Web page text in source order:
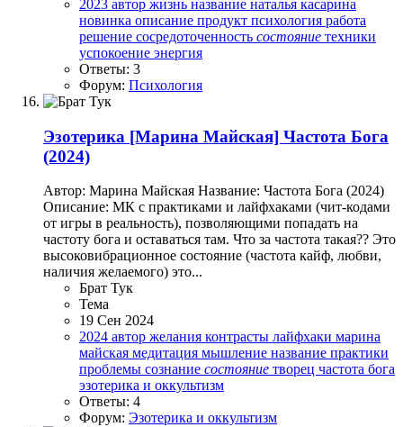
2023 автор жизнь название наталья касарина
новинка описание продукт психология работа
решение сосредоточенность состояние техники
успокоение энергия
Ответы: 3
Форум: Психология
Эзотерика [Марина Майская] Частота Бога
(2024)
Автор: Марина Майская Название: Частота Бога (2024)
Описание: МК с практиками и лайфхаками (чит-кодами
от игры в реальность), позволяющими попадать на
частоту бога и оставаться там. Что за частота такая?? Это
высоковибрационное состояние (частота кайф, любви,
наличия желаемого) это...
Брат Тук
Тема
19 Сен 2024
2024 автор желания контрасты лайфхаки марина
майская медитация мышление название практики
проблемы сознание состояние творец частота бога
эзотерика и оккультизм
Ответы: 4
Форум: Эзотерика и оккультизм